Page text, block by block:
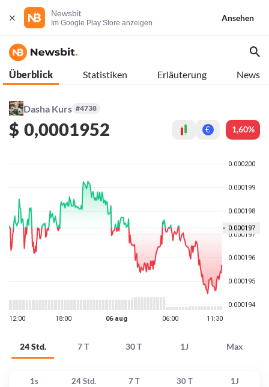
Newsbit
Im Google Play Store anzeigen
Ansehen
Überblick Statistiken Erläuterung News
Dasha Kurs #4738
$ 0,0001952 € 1,60%
24 Std. 7 T 30 T 1J Max
1s 24 Std. 7 T 30 T
1J